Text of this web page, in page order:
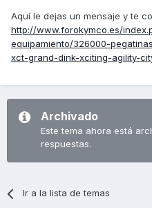
Aquí le dejas un mensaje y te
http://www.forokymco.es/
equipamiento/326000-
xct-grand-dink-xciting-agility-
Archivado
Este tema ahora está
respuestas.
Ir a la lista de temas